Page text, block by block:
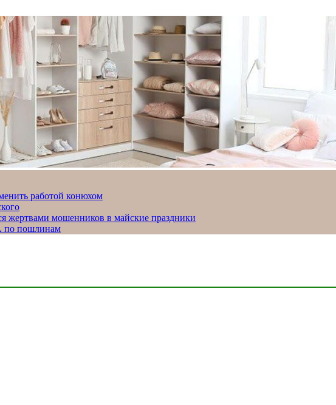
работой конюхом
жертвами мошенников в майские праздники
по пошлинам